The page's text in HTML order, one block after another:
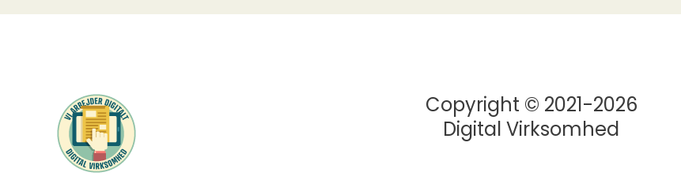
Copyright © 2021-2026
Digital Virksomhed